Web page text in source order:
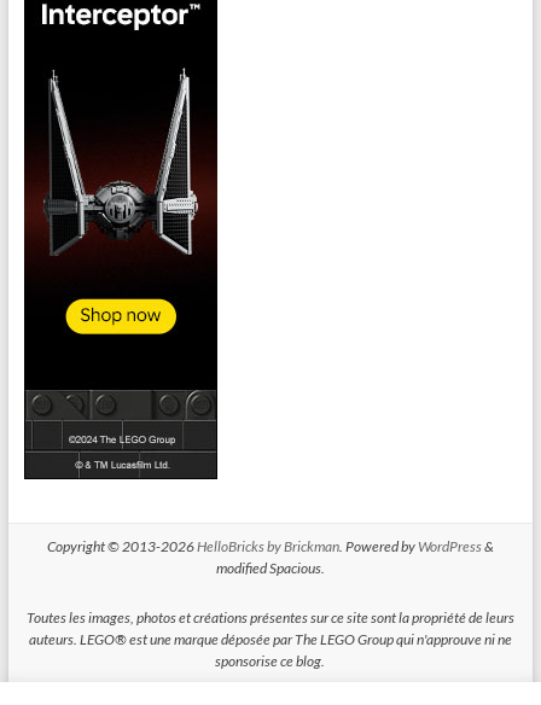
Copyright © 2013-2026HelloBricks by Brickman. Powered by WordPress&
modified Spacious.
Toutes les images, photos et créations présentes sur ce site sont la propriété de leurs
auteurs. LEGO® est une marque déposée par The LEGO Group qui n'approuve ni ne
sponsorise ce blog.